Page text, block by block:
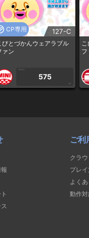
CP専用 127-C
びとづかんウェアラブル
ァン
1PLAY
575
CP
フ
ご利
クラ
プレ
よく
動作